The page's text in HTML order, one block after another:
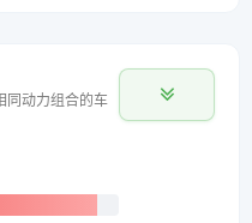
同动力组合的车